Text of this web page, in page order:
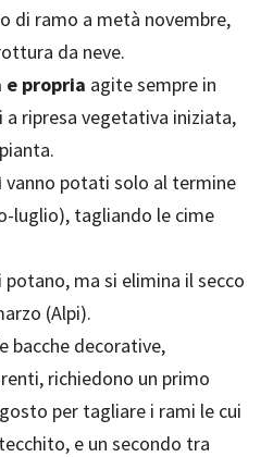
di ramo a metà novembre,
da neve.
e propria agite sempre in
ripresa vegetativa iniziata,
vanno potati solo al termine
luglio), tagliando le cime
potano, ma si elimina il secco
(Alpi).
bacche decorative,
richiedono un primo
per tagliare i rami le cui
e un secondo tra